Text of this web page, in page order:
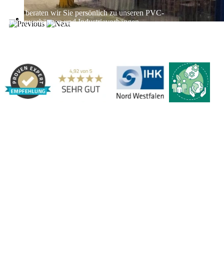
Gerne beraten wir Sie persönlich zu unseren PVC-
Streifenvorhängen und Industrievorhängen.